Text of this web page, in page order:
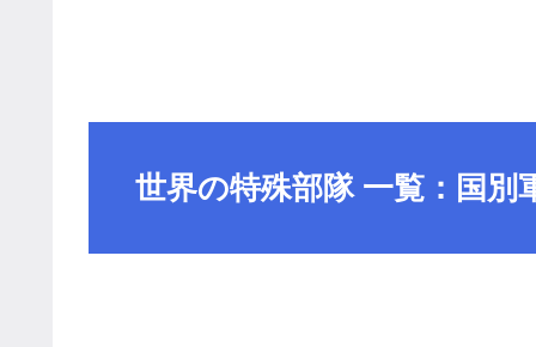
世界の特殊部隊 一覧：国別